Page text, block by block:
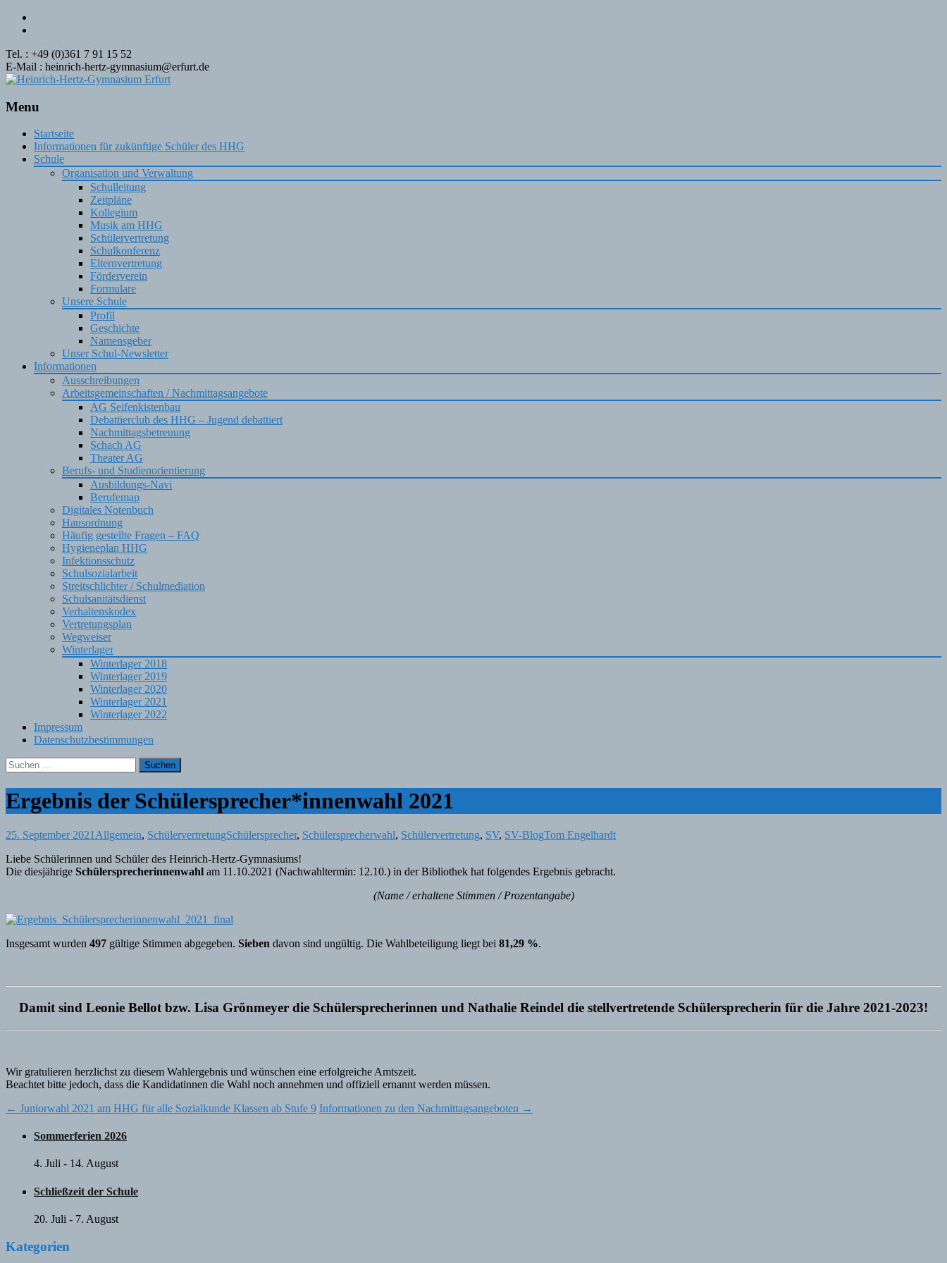
Tel. : +49 (0)361 7 91 15 52
E-Mail : heinrich-hertz-gymnasium@erfurt.de
Menu
Skip
content
Startseite
Informationen für zukünftige Schüler des HHG
Schule
Organisation und Verwaltung
Schulleitung
Zeitpläne
Kollegium
Musik am HHG
Schülervertretung
Schulkonferenz
Elternvertretung
Förderverein
Formulare
Unsere Schule
Profil
Geschichte
Namensgeber
Unser Schul-Newsletter
Informationen
Ausschreibungen
Arbeitsgemeinschaften / Nachmittagsangebote
AG Seifenkistenbau
Debattierclub des HHG – Jugend debattiert
Nachmittagsbetreuung
Schach AG
Theater AG
Berufs- und Studienorientierung
Ausbildungs-Navi
Berufemap
Digitales Notenbuch
Hausordnung
Häufig gestellte Fragen – FAQ
Hygieneplan HHG
Infektionsschutz
Schulsozialarbeit
Streitschlichter / Schulmediation
Schulsanitätsdienst
Verhaltenskodex
Vertretungsplan
Wegweiser
Winterlager
Winterlager 2018
Winterlager 2019
Winterlager 2020
Winterlager 2021
Winterlager 2022
Impressum
Datenschutzbestimmungen
Suchen
nach:
Ergebnis der Schülersprecher*innenwahl 2021
25. September 2021 Allgemein, SchülervertretungSchülersprecher, Schülersprecherwahl, Schülervertretung, SV, SV-BlogTom Engelhardt
Liebe Schülerinnen und Schüler des Heinrich-Hertz-Gymnasiums!
Die diesjährige Schülersprecherinnenwahl am 11.10.2021 (Nachwahltermin: 12.10.) in der Bibliothek hat folgendes Ergebnis gebracht.
(Name / erhaltene Stimmen / Prozentangabe)
Insgesamt wurden 497 gültige Stimmen abgegeben. Sieben davon sind ungültig. Die Wahlbeteiligung liegt bei 81,29 %.
Damit sind Leonie Bellot bzw. Lisa Grönmeyer die Schülersprecherinnen und Nathalie Reindel die stellvertretende Schülersprecherin für die Jahre 2021-2023!
Wir gratulieren herzlichst zu diesem Wahlergebnis und wünschen eine erfolgreiche Amtszeit.
Beachtet bitte jedoch, dass die Kandidatinnen die Wahl noch annehmen und offiziell ernannt werden müssen.
Post
navigation
← Juniorwahl 2021 am HHG für alle Sozialkunde Klassen ab Stufe 9 Informationen zu den Nachmittagsangeboten →
Sommerferien 2026
4. Juli - 14. August
Schließzeit der Schule
20. Juli - 7. August
Kategorien